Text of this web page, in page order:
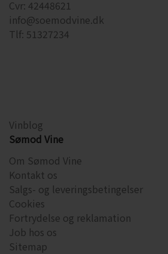
Cvr: 42448621
info@soemodvine.dk
Tlf: 51327234
Vinblog
Sømod Vine
Om Sømod Vine
Kontakt os
Salgs- og leveringsbetingelser
Cookies
Fortrydelse og reklamation
Job hos os
Sitemap